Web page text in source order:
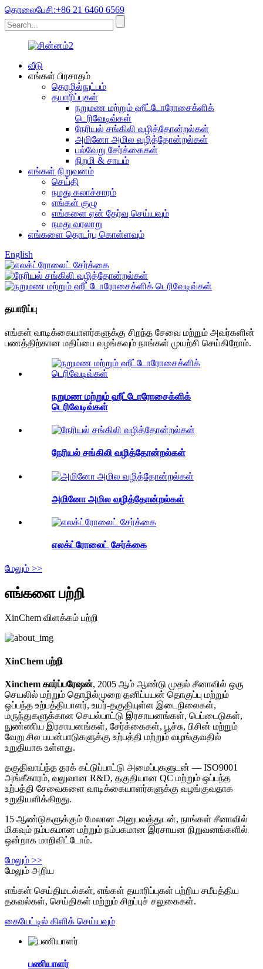
தொலைபேசி:+86 21 6460 6569
வீடு
எங்கள் பிரசாதம்
தொழில்நுட்பம்
தயாரிப்புகள்
நறுமண மற்றும் ஹீட்டோரோசைக்ளிக்
டெரிவேடிவ்கள்
நேரியல் சங்கிலி வழித்தோன்றல்கள்
அமினோ அமில வழித்தோன்றல்கள்
பல்வேறு சேர்க்கைகள்
நிறமி & சாயம்
எங்கள் நிறுவனம்
செய்தி
நமது கலாச்சாரம்
எங்கள் குழு
எங்களை ஏன் தேர்வு செய்யவும்
நமது வரலாறு
எங்களை தொடர்பு கொள்ளவும்
English
தயாரிப்பு
எங்கள் வாடிக்கையாளர்களுக்கு சிறந்த சேவை மற்றும் அவர்களின்
பணத்திற்கான மதிப்பை வழங்கவும் நாங்கள் முயற்சி செய்கிறோம்.
நறுமண மற்றும் ஹீட்டோரோசைக்ளிக்
டெரிவேடிவ்கள்
நேரியல் சங்கிலி வழித்தோன்றல்கள்
அமினோ அமில வழித்தோன்றல்கள்
எலக்ட்ரோலைட் சேர்க்கை
மேலும் >>
எங்களை பற்றி
XinChem விளக்கம் பற்றி
XinChem பற்றி
Xinchem கார்ப்பரேஷன், 2005 ஆம் ஆண்டு முதல் சீனாவில் ஒரு
செயலில் மற்றும் தொழில்முறை தனிப்பயன் தொகுப்பு மற்றும்
ஒப்பந்த உற்பத்தியாளர், உயர்-தகுதியுள்ள இடைநிலைகள்,
மருந்துகளுக்கான செயல்பாட்டு இரசாயனங்கள், பெப்டைடுகள்,
நுண்ணிய இரசாயனங்கள், சேர்க்கைகள், பூச்சு, பிசின் மற்றும்
வேறு சில பயன்பாடுகளுக்கு உற்பத்தி மற்றும் வழங்குவதில்
உறுதியாக உள்ளது.
தகுதிவாய்ந்த தரக் கட்டுப்பாட்டு அமைப்புகளுடன் — ISO9001
அங்கீகாரம், வலுவான R&D, தகுதியான QC மற்றும் ஒப்பந்த
உற்பத்தி சேவைகளை வாடிக்கையாளர்களுக்கு வழங்குவதாக
உறுதியளிக்கிறது.
15 ஆண்டுகளுக்கும் மேலான அனுபவத்துடன், நாங்கள் சீனாவில்
மிகவும் நம்பகமான மற்றும் நம்பகமான இரசாயன நிறுவனங்களில்
ஒன்றாக மாறிவிட்டோம்.
மேலும் >>
மேலும் அறிய
எங்கள் செய்திமடல்கள், எங்கள் தயாரிப்புகள் பற்றிய சமீபத்திய
தகவல்கள், செய்திகள் மற்றும் சிறப்புச் சலுகைகள்.
கையேட்டில் கிளிக் செய்யவும்
பணியாளர்